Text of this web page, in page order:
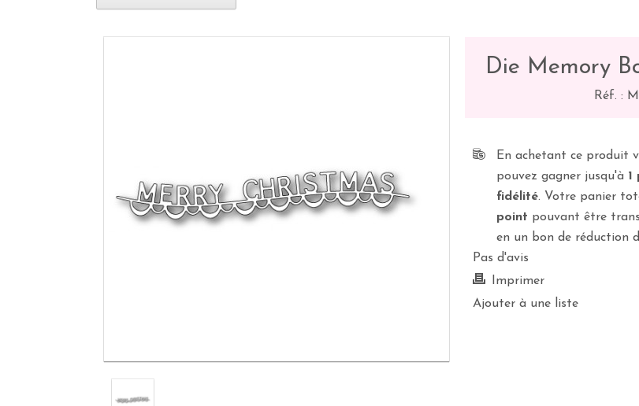
Die Memory
Réf. :
En achetant ce produit
pouvez gagner jusqu'à 1
fidélité. Votre panier
point pouvant être
en un bon de réduction
Pas d'avis
Imprimer
Ajouter à une liste